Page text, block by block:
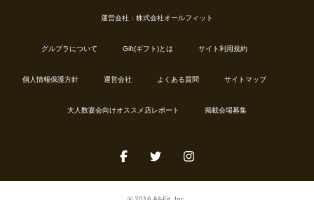
運営会社：株式会社オールフィット
グルプラについて Gift(ギフト)とは サイト利用規約
個人情報保護方針 運営会社 よくある質問 サイトマップ
大人数宴会向けオススメ店レポート 掲載会場募集